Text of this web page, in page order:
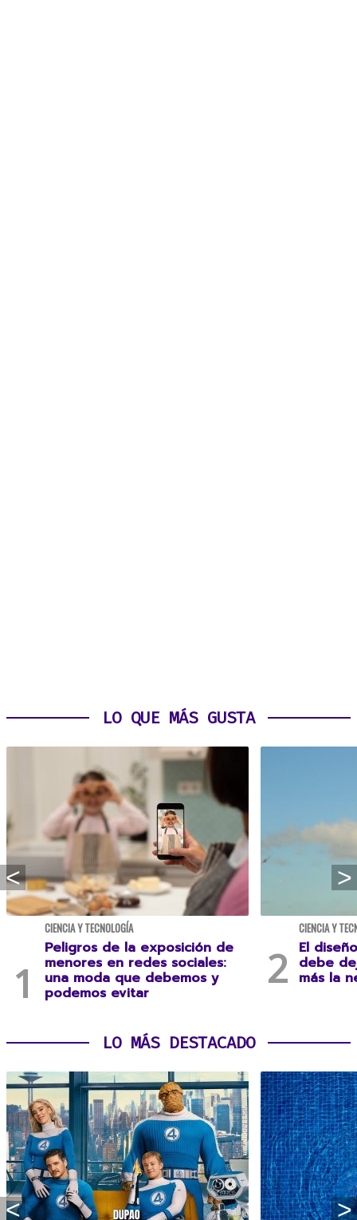
LO QUE MÁS GUSTA
CIENCIA Y TECNOLOGÍA
Peligros de la exposición de
menores en redes sociales:
una moda que debemos y
podemos evitar
CIENCIA Y
El
debe
más la
LO MÁS DESTACADO